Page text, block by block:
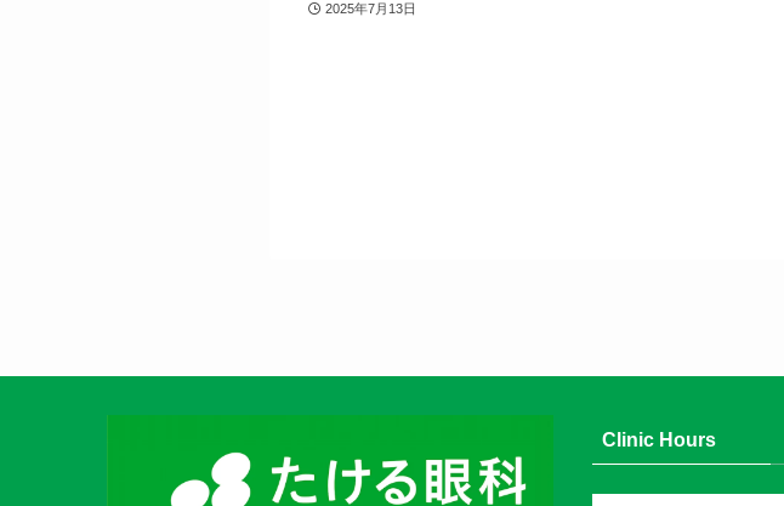
2025年7月13日
Clinic Hours